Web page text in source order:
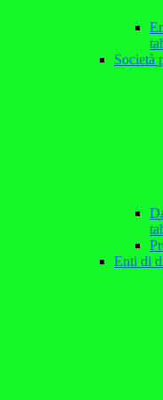
Società
Enti di